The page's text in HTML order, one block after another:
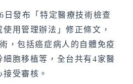
日發布「特定醫療技術檢查
用管理辦法」修正條文，
，包括癌症病人的自體免疫
細胞移植等，全台共有4家醫
受審核。